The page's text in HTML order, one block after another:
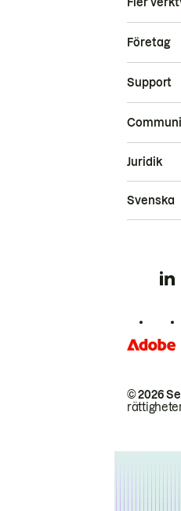
Företag
Support
© 2026
Juridik
Svenska